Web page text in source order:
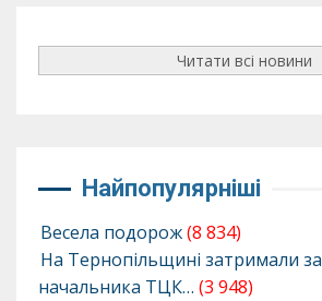
Читати всі новини
Найпопулярніші
Весела подорож(8 834)
На Тернопільщині затримали
начальника ТЦК… (3 948)